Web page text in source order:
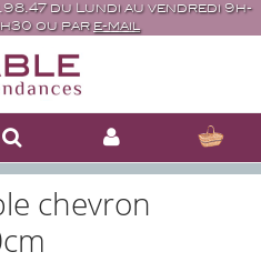
du Lundi au vendredi 9h-
ou par e-mail
chevron